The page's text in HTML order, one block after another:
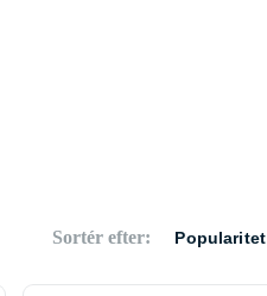
Sortér efter: Popularitet